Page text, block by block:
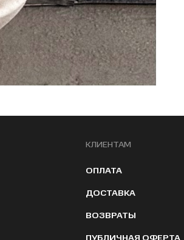
КЛИЕНТАМ
ОПЛАТА
ДОСТАВКА
ВОЗВРАТЫ